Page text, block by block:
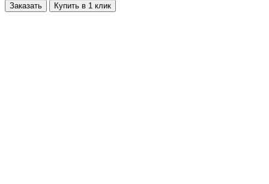
Заказать Купить в 1 клик